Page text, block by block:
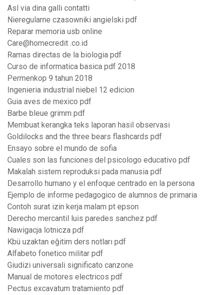
Asl via dina galli contatti
Nieregularne czasowniki angielski pdf
Reparar memoria usb online
Care@homecredit .co.id
Ramas directas de la biologia pdf
Curso de informatica basica pdf 2018
Permenkop 9 tahun 2018
Ingenieria industrial niebel 12 edicion
Guia aves de mexico pdf
Barbe bleue grimm pdf
Membuat kerangka teks laporan hasil observasi
Goldilocks and the three bears flashcards pdf
Ensayo sobre el mundo de sofia
Cuales son las funciones del psicologo educativo pdf
Makalah sistem reproduksi pada manusia pdf
Desarrollo humano y el enfoque centrado en la persona
Ejemplo de informe pedagogico de alumnos de primaria
Contoh surat izin kerja malam pt epson
Derecho mercantil luis paredes sanchez pdf
Nawigacja lotnicza pdf
Kbü uzaktan eğitim ders notları pdf
Alfabeto fonetico militar pdf
Giudizi universali significato canzone
Manual de motores electricos pdf
Pectus excavatum tratamiento pdf